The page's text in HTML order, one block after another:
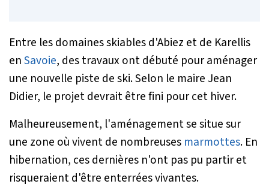
Entre les domaines skiables d'Abiez et de Karellis
enSavoie, des travaux ont débuté pour aménager
une nouvelle piste de ski. Selon le maire Jean
Didier, le projet devrait être fini pour cet hiver.
Malheureusement, l'aménagement se situe sur
une zone où vivent de nombreuses marmottes. En
hibernation, ces dernières n'ont pas pu partir et
risqueraient d'être enterrées vivantes.